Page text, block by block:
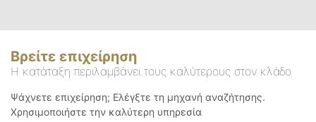
Βρείτε επιχείρηση
Η κατάταξη περιλαμβάνει τους καλύτερους στον κλάδο
Ψάχνετε επιχείρηση; Ελέγξτε τη μηχανή αναζήτησης.
Χρησιμοποιήστε την καλύτερη υπηρεσία